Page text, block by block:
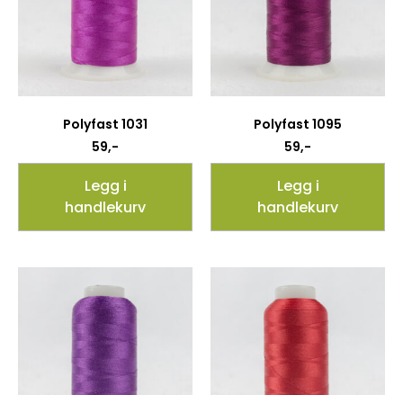
Polyfast 1031
59,-
Legg i
handlekurv
Polyfast 1095
59,-
Legg i
handlekurv